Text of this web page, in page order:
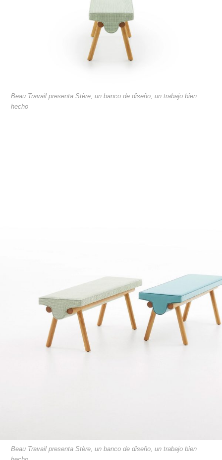
Beau Travail presenta Stère, un banco de diseño, un trabajo bien
hecho
Beau Travail presenta Stère, un banco de diseño, un trabajo bien